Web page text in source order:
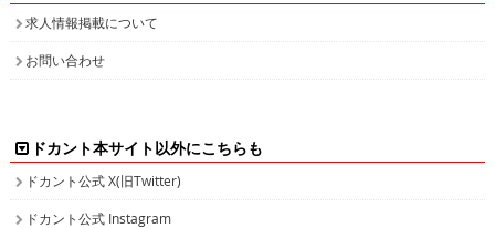
求人情報掲載について
お問い合わせ
ドカント本サイト以外にこちらも
ドカント公式 X(旧Twitter)
ドカント公式 Instagram